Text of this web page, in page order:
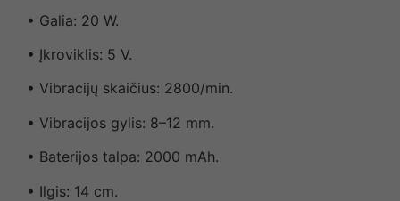
• Galia: 20 W.
• Įkroviklis: 5 V.
• Vibracijų skaičius: 2800/min.
• Vibracijos gylis: 8–12 mm.
• Baterijos talpa: 2000 mAh.
• Ilgis: 14 cm.